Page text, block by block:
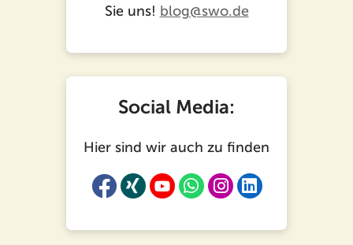
Sie uns! blog@swo.de
Social Media:
Hier sind wir auch zu finden